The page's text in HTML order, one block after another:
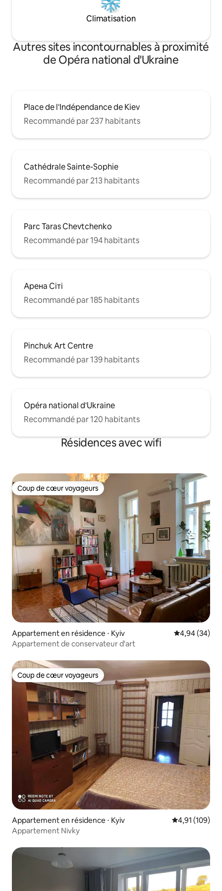
Climatisation
Autres sites incontournables à proximité
de Opéra national d'Ukraine
Place de l'Indépendance de Kiev
Recommandé par 237 habitants
Cathédrale Sainte-Sophie
Recommandé par 213 habitants
Parc Taras Chevtchenko
Recommandé par 194 habitants
Арена Сіті
Recommandé par 185 habitants
Pinchuk Art Centre
Recommandé par 139 habitants
Opéra national d'Ukraine
Recommandé par 120 habitants
Résidences avec wifi
Coup de cœur voyageurs
Coup de cœur voyageurs
Appartement en résidence ⋅ Kyiv Évaluation
4,94 (34)
Appartement de conservateur d'art
Coup de cœur voyageurs
Coup de cœur voyageurs
Appartement en résidence ⋅ Kyiv Évaluation
4,91 (109)
Appartement Nivky